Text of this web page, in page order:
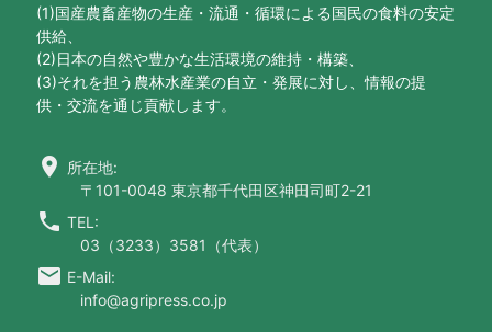
(1)国産農畜産物の生産・流通・循環による国民の食料の安定
供給、
(2)日本の自然や豊かな生活環境の維持・構築、
(3)それを担う農林水産業の自立・発展に対し、情報の提
供・交流を通じ貢献します。
location_on 所在地:
〒101-0048 東京都千代田区神田司町2-21
call TEL:
03（3233）3581（代表）
email E-Mail:
info@agripress.co.jp